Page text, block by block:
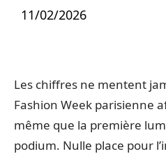
11/02/2026
Les chiffres ne mentent
Fashion Week parisienne
même que la première
podium. Nulle place pour